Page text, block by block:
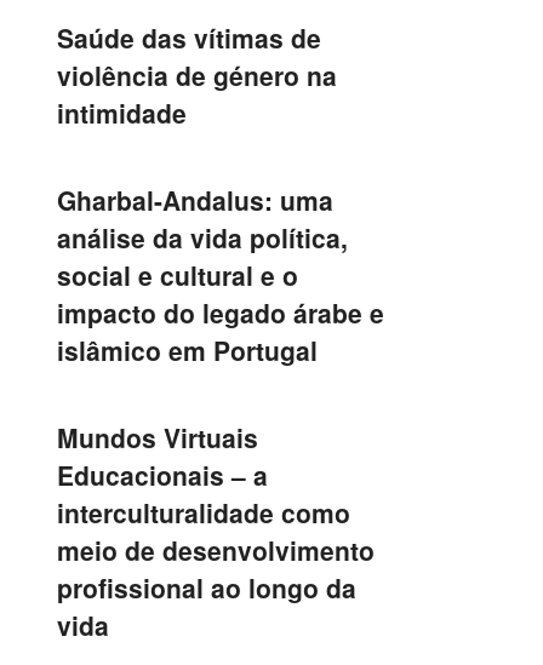
Saúde das vítimas de
violência de género na
intimidade
Gharbal-Andalus: uma
análise da vida política,
social e cultural e o
impacto do legado árabe e
islâmico em Portugal
Mundos Virtuais
Educacionais – a
interculturalidade como
meio de desenvolvimento
profissional ao longo da
vida